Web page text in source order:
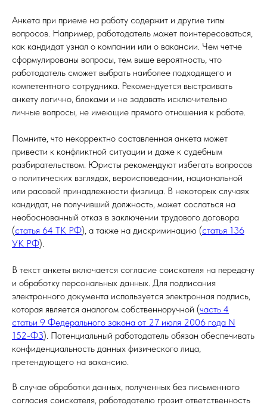
Анкета при приеме на работу содержит и другие типы
вопросов. Например, работодатель может поинтересоваться,
как кандидат узнал о компании или о вакансии. Чем четче
сформулированы вопросы, тем выше вероятность, что
работодатель сможет выбрать наиболее подходящего и
компетентного сотрудника. Рекомендуется выстраивать
анкету логично, блоками и не задавать исключительно
личные вопросы, не имеющие прямого отношения к работе.
Помните, что некорректно составленная анкета может
привести к конфликтной ситуации и даже к судебным
разбирательством. Юристы рекомендуют избегать вопросов
о политических взглядах, вероисповедании, национальной
или расовой принадлежности физлица. В некоторых случаях
кандидат, не получивший должность, может сослаться на
необоснованный отказ в заключении трудового договора
(статья 64 ТК РФ), а также на дискриминацию (статья 136
УК РФ).
В текст анкеты включается согласие соискателя на передачу
и обработку персональных данных. Для подписания
электронного документа используется электронная подпись,
которая является аналогом собственноручной (часть 4
статьи 9 Федерального закона от 27 июля 2006 года N
152-ФЗ). Потенциальный работодатель обязан обеспечивать
конфиденциальность данных физического лица,
претендующего на вакансию.
В случае обработки данных, полученных без письменного
согласия соискателя, работодателю грозит ответственность